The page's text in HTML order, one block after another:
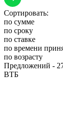
Сортировать:
по сумме
по сроку
по ставке
по времени
по возрасту
Предложений -
ВТБ